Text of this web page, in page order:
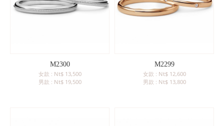
M2300
女款 : Nt$ 13,500
男款 : Nt$ 19,500
M2299
女款 : Nt$ 12,600
男款 : Nt$ 13,800